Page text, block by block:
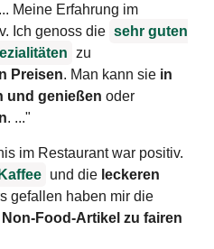
Meine Erfahrung im
Ich genoss die sehr guten
zu
Preisen. Man kann sie in
und genießen oder
. ..."
im Restaurant war positiv.
Kaffee und die leckeren
gefallen haben mir die
Non-Food-Artikel zu fairen